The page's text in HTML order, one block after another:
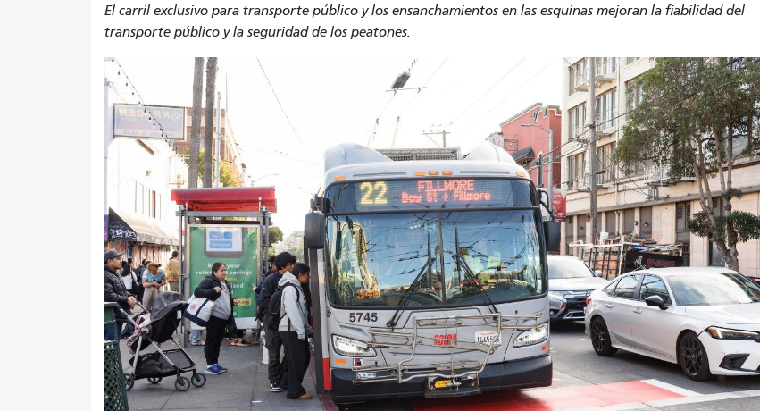
El carril exclusivo para transporte público y los ensanchamientos en las esquinas mejoran la fiabilidad del
transporte público y la seguridad de los peatones.